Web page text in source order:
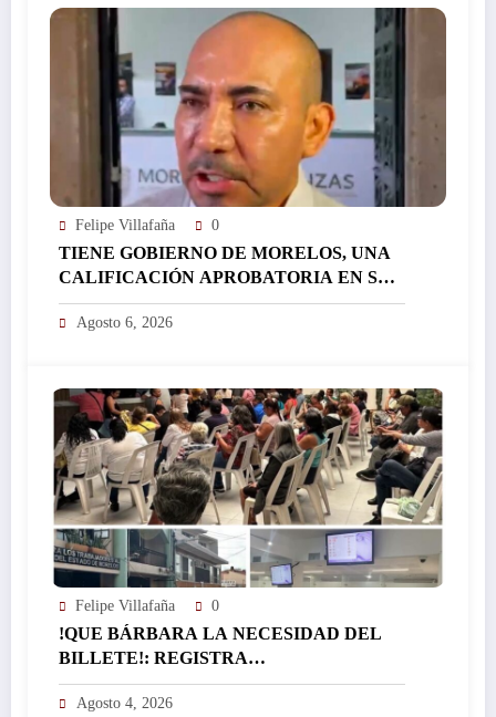
Felipe Villafaña 0
TIENE GOBIERNO DE MORELOS, UNA
CALIFICACIÓN APROBATORIA EN SUS
FINANZAS, AFIRMA EL RESPONSABLE
DEL ÁREA JORGE SALAZAR…
Agosto 6, 2026
Felipe Villafaña 0
!QUE BÁRBARA LA NECESIDAD DEL
BILLETE!: REGISTRA
EL ICTSGEM MÁS DE 400 CRÉDITOS EN
UN DÍA…
Agosto 4, 2026